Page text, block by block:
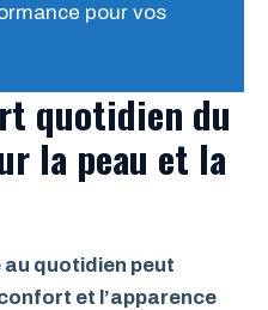
pour vos
quotidien du
la peau et la
quotidien peut
et l’apparence